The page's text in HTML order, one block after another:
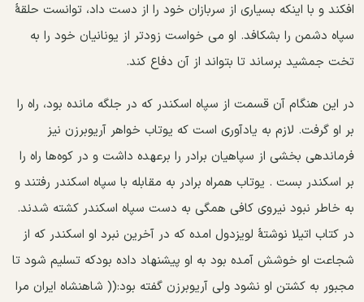
افکند و با اینکه بسیاری از سربازان خود را از دست داد، توانست حلقهٔ
سپاه دشمن را بشکافد. او می خواست زودتر از یونانیان خود را به
تخت جمشید برساند تا بتواند از آن دفاع کند.
در این هنگام آن قسمت از سپاه اسکندر که در جلگه مانده بود، راه را
بر او گرفت. لازم به یادآوری است که یوتاب خواهر آریوبرزن نیز
فرماندهی بخشی از سپاهیان برادر را برعهده داشت و در کوه‌ها راه را
بر اسکندر بست . یوتاب همراه برادر به مقابله با سپاه اسکندر رفتند و
به خاطر نبود نیروی کافی همگی به دست سپاه اسکندر کشته شدند.
در کتاب اتیلا نوشتهٔ لویزدول امده که در آخرین نبرد او اسکندر که از
شجاعت او خوشش آمده بود به او پیشنهاد داده بودکه تسلیم شود تا
مجبور به کشتن او نشود ولی آریوبرزن گفته بود:(( شاهنشاه ایران مرا